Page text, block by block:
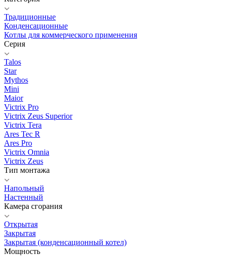
Традиционные
Конденсационные
Котлы для коммерческого применения
Серия
Talos
Star
Mythos
Mini
Maior
Victrix Pro
Victrix Zeus Superior
Victrix Tera
Ares Tec R
Ares Pro
Victrix Omnia
Victrix Zeus
Тип монтажа
Напольный
Настенный
Камера сгорания
Открытая
Закрытая
Закрытая (конденсационный котел)
Мощность